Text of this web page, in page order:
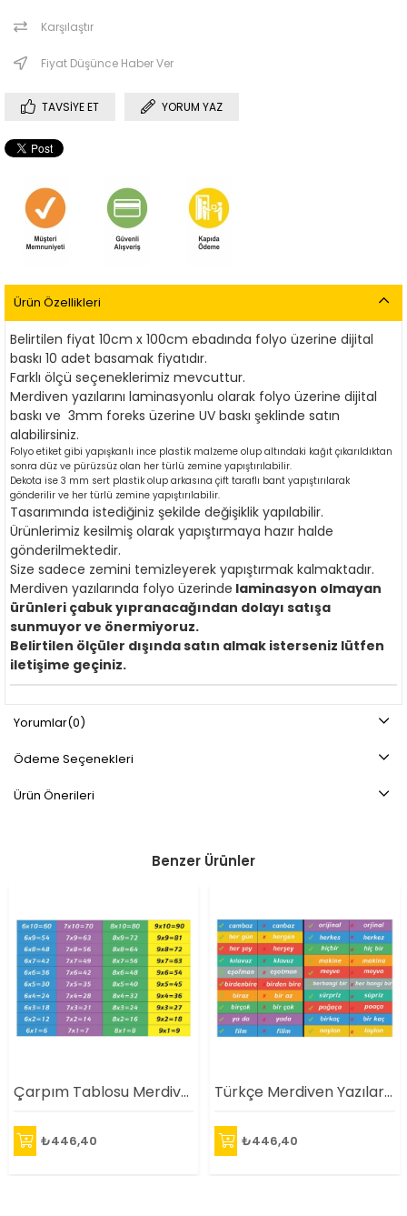
Karşılaştır
Fiyat Düşünce Haber Ver
TAVSIYE ET YORUM YAZ
Ürün Özellikleri
Belirtilen fiyat 10cm x 100cm ebadında folyo üzerine dijital
baskı 10 adet basamak fiyatıdır.
Farklı ölçü seçeneklerimiz mevcuttur.
Merdiven yazılarını laminasyonlu olarak folyo üzerine dijital
baskı ve 3mm foreks üzerine UV baskı şeklinde satın
alabilirsiniz.
Folyo etiket gibi yapışkanlı ince plastik malzeme olup altındaki kağıt çıkarıldıktan
sonra düz ve pürüzsüz olan her türlü zemine yapıştırılabilir.
Dekota ise 3 mm sert plastik olup arkasına çift taraflı bant yapıştırılarak
gönderilir ve her türlü zemine yapıştırılabilir.
Tasarımında istediğiniz şekilde değişiklik yapılabilir.
Ürünlerimiz kesilmiş olarak yapıştırmaya hazır halde
gönderilmektedir.
Size sadece zemini temizleyerek yapıştırmak kalmaktadır.
Merdiven yazılarında folyo üzerinde laminasyon olmayan
ürünleri çabuk yıpranacağından dolayı satışa
sunmuyor ve önermiyoruz.
Belirtilen ölçüler dışında satın almak isterseniz lütfen
iletişime geçiniz.
Yorumlar(0)
Ödeme Seçenekleri
Ürün Önerileri
Benzer Ürünler
Çarpım Tablosu Merdiven Yazıları (Laminasyonlu)
₺446,40
Türkçe Merdiven Yazıları (Laminasyonlu)
₺446,40